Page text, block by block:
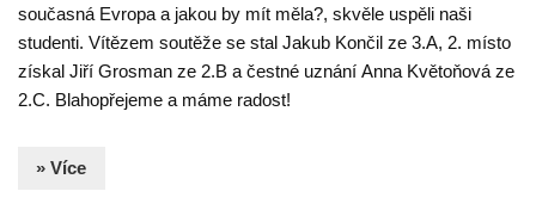
současná Evropa a jakou by mít měla?, skvěle uspěli naši
studenti. Vítězem soutěže se stal Jakub Končil ze 3.A, 2. místo
získal Jiří Grosman ze 2.B a čestné uznání Anna Květoňová ze
2.C. Blahopřejeme a máme radost!
» Více